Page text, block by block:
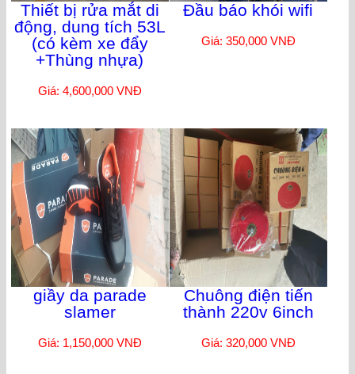
Thiết bị rửa mắt di
động, dung tích 53L
(có kèm xe đẩy
+Thùng nhựa)
Giá: 4,600,000 VNĐ
Đầu báo khói wifi
Giá: 350,000 VNĐ
giầy da parade
slamer
Giá: 1,150,000 VNĐ
Chuông điện tiến
thành 220v 6inch
Giá: 320,000 VNĐ